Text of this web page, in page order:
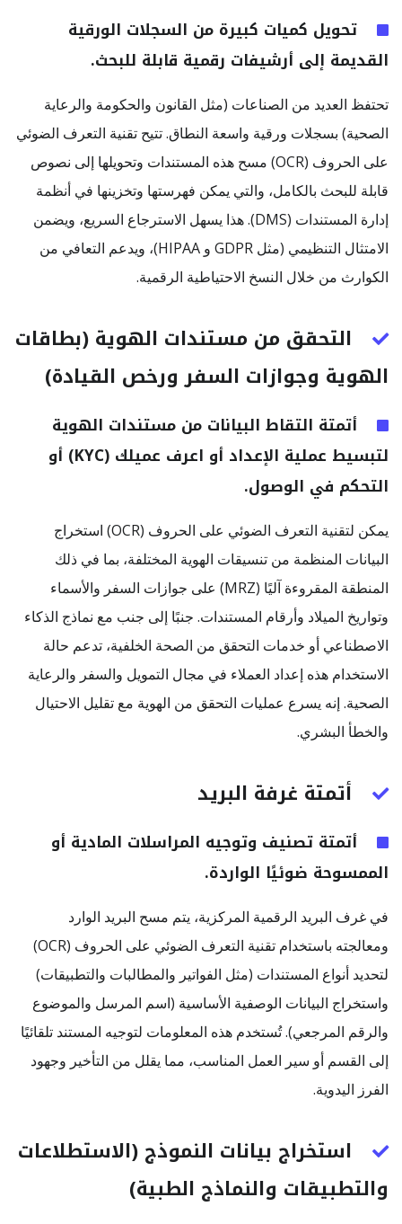
تحويل كميات كبيرة من السجلات الورقية
القديمة إلى أرشيفات رقمية قابلة للبحث.
تحتفظ العديد من الصناعات (مثل القانون والحكومة والرعاية
الصحية) بسجلات ورقية واسعة النطاق. تتيح تقنية التعرف الضوئي
على الحروف (OCR) مسح هذه المستندات وتحويلها إلى نصوص
قابلة للبحث بالكامل، والتي يمكن فهرستها وتخزينها في أنظمة
إدارة المستندات (DMS). هذا يسهل الاسترجاع السريع، ويضمن
الامتثال التنظيمي (مثل GDPR و HIPAA)، ويدعم التعافي من
الكوارث من خلال النسخ الاحتياطية الرقمية.
التحقق من مستندات الهوية (بطاقات
الهوية وجوازات السفر ورخص القيادة)
أتمتة التقاط البيانات من مستندات الهوية
لتبسيط عملية الإعداد أو اعرف عميلك (KYC) أو
التحكم في الوصول.
يمكن لتقنية التعرف الضوئي على الحروف (OCR) استخراج
البيانات المنظمة من تنسيقات الهوية المختلفة، بما في ذلك
المنطقة المقروءة آليًا (MRZ) على جوازات السفر والأسماء
وتواريخ الميلاد وأرقام المستندات. جنبًا إلى جنب مع نماذج الذكاء
الاصطناعي أو خدمات التحقق من الصحة الخلفية، تدعم حالة
الاستخدام هذه إعداد العملاء في مجال التمويل والسفر والرعاية
الصحية. إنه يسرع عمليات التحقق من الهوية مع تقليل الاحتيال
والخطأ البشري.
أتمتة غرفة البريد
أتمتة تصنيف وتوجيه المراسلات المادية أو
الممسوحة ضوئيًا الواردة.
في غرف البريد الرقمية المركزية، يتم مسح البريد الوارد
ومعالجته باستخدام تقنية التعرف الضوئي على الحروف (OCR)
لتحديد أنواع المستندات (مثل الفواتير والمطالبات والتطبيقات)
واستخراج البيانات الوصفية الأساسية (اسم المرسل والموضوع
والرقم المرجعي). تُستخدم هذه المعلومات لتوجيه المستند تلقائيًا
إلى القسم أو سير العمل المناسب، مما يقلل من التأخير وجهود
الفرز اليدوية.
استخراج بيانات النموذج (الاستطلاعات
والتطبيقات والنماذج الطبية)